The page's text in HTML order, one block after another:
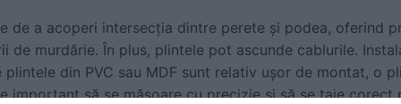
de a acoperi intersecția dintre perete și podea, oferind
de murdărie. În plus, plintele pot ascunde cablurile.
din PVC sau MDF sunt relativ ușor de montat, o
important să se măsoare cu precizie și să se taie corect